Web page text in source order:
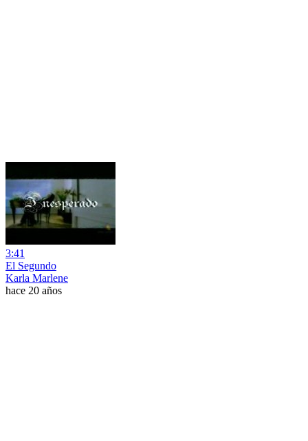
3:41
El Segundo
Karla Marlene
hace 20 años